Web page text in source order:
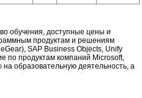
обучения, доступные цены и
продуктам и решениям
SAP Business Objects, Unify
по продуктам компаний Microsoft,
на образовательную деятельность, а